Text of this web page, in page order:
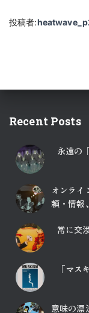
投稿者:
Recent Posts
永遠の
オンラ
頼・情報
常に交
「マ
意味の